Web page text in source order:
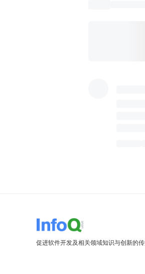
促进软件开发及相关领域知识与创新的